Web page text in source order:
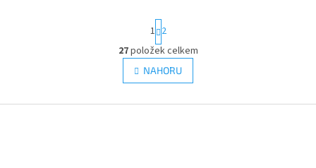
O
v
l
d
S
t
r
á
n
k
v
1 2
27položek celkem
NAHORU